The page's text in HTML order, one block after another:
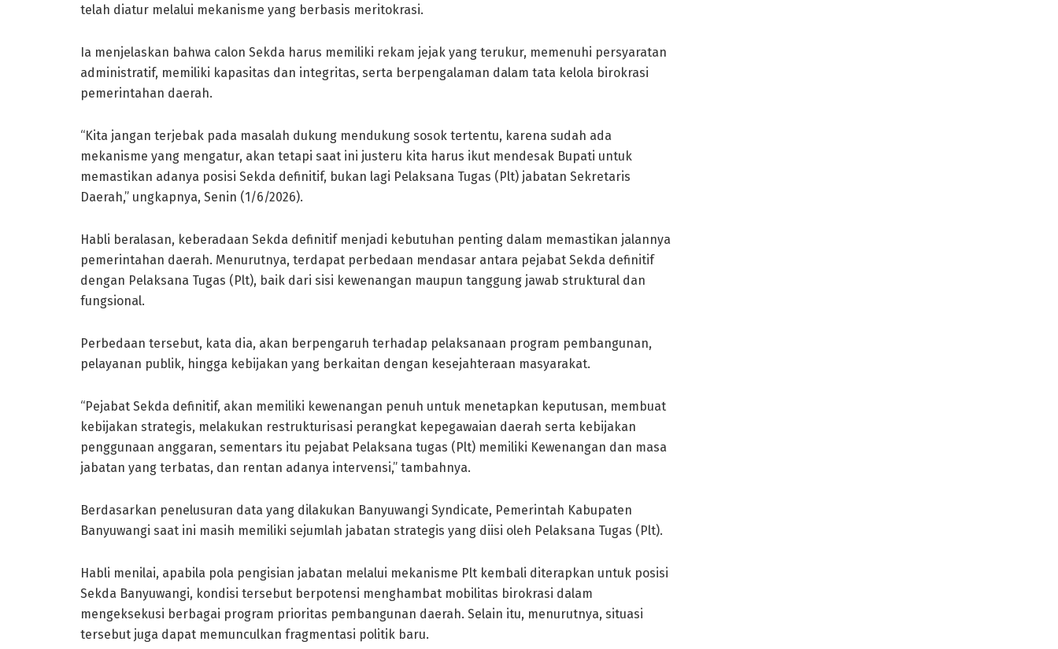
telah diatur melalui mekanisme yang berbasis meritokrasi.
Ia menjelaskan bahwa calon Sekda harus memiliki rekam jejak yang terukur, memenuhi persyaratan
administratif, memiliki kapasitas dan integritas, serta berpengalaman dalam tata kelola birokrasi
pemerintahan daerah.
“Kita jangan terjebak pada masalah dukung mendukung sosok tertentu, karena sudah ada
mekanisme yang mengatur, akan tetapi saat ini justeru kita harus ikut mendesak Bupati untuk
memastikan adanya posisi Sekda definitif, bukan lagi Pelaksana Tugas (Plt) jabatan Sekretaris
Daerah,” ungkapnya, Senin (1/6/2026).
Habli beralasan, keberadaan Sekda definitif menjadi kebutuhan penting dalam memastikan jalannya
pemerintahan daerah. Menurutnya, terdapat perbedaan mendasar antara pejabat Sekda definitif
dengan Pelaksana Tugas (Plt), baik dari sisi kewenangan maupun tanggung jawab struktural dan
fungsional.
Perbedaan tersebut, kata dia, akan berpengaruh terhadap pelaksanaan program pembangunan,
pelayanan publik, hingga kebijakan yang berkaitan dengan kesejahteraan masyarakat.
“Pejabat Sekda definitif, akan memiliki kewenangan penuh untuk menetapkan keputusan, membuat
kebijakan strategis, melakukan restrukturisasi perangkat kepegawaian daerah serta kebijakan
penggunaan anggaran, sementars itu pejabat Pelaksana tugas (Plt) memiliki Kewenangan dan masa
jabatan yang terbatas, dan rentan adanya intervensi,” tambahnya.
Berdasarkan penelusuran data yang dilakukan Banyuwangi Syndicate, Pemerintah Kabupaten
Banyuwangi saat ini masih memiliki sejumlah jabatan strategis yang diisi oleh Pelaksana Tugas (Plt).
Habli menilai, apabila pola pengisian jabatan melalui mekanisme Plt kembali diterapkan untuk posisi
Sekda Banyuwangi, kondisi tersebut berpotensi menghambat mobilitas birokrasi dalam
mengeksekusi berbagai program prioritas pembangunan daerah. Selain itu, menurutnya, situasi
tersebut juga dapat memunculkan fragmentasi politik baru.